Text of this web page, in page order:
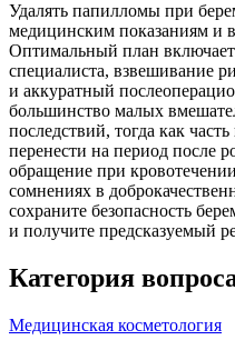
Удалять папилломы при
медицинским показаниям и
Оптимальный план
специалиста, взвешивание
и аккуратный
большинство малых
последствий, тогда как
перенести на период после
обращение при
сомнениях в
сохраните безопасность
и получите предсказуемый
Категория
Медицинская косметология